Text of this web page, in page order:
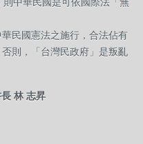
民國憲法之施行，合法佔有
則，「台灣民政府」是叛亂
林 志昇